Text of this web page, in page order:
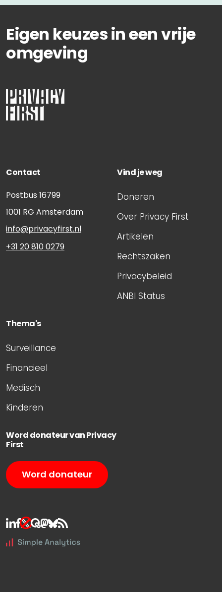
Eigen keuzes in een vrije
omgeving
Contact
Postbus 16799
1001 RG Amsterdam
info@privacyfirst.nl
+31 20 810 0279
Vind je weg
Doneren
Over Privacy First
Artikelen
Rechtszaken
Privacybeleid
ANBI Status
Thema's
Surveillance
Financieel
Medisch
Kinderen
Word donateur van Privacy
First
Word donateur